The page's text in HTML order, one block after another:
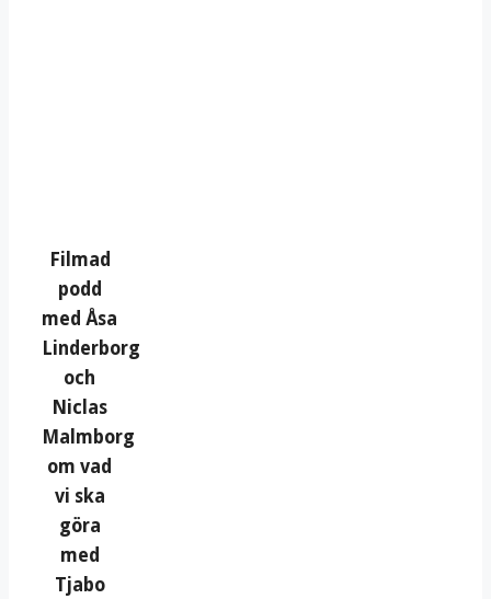
Filmad
podd
med Åsa
Linderborg
och
Niclas
Malmborg
om vad
vi ska
göra
med
Tjabo